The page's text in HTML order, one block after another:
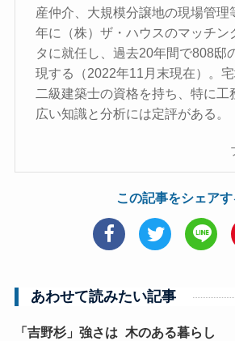
産仲介、大規模分譲地の現場管理
年に（株）ザ・ハウスのマッチン
タに就任し、過去20年間で808邸
現する（2022年11月末現在）。
二級建築士の資格を持ち、特に工
広い知識と分析には定評がある。
この記事をシェアす
あわせて読みたい記事
「吉野杉」強さは
木のある暮らし